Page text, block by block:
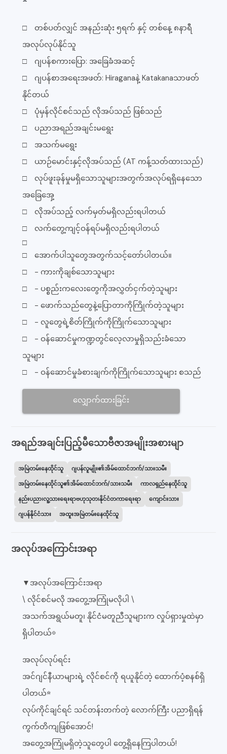
□ တစ်ပတ်လျှင် အနည်းဆုံး ၅ရက် နှင့် တစ်နေ့ ၈နာရီ
အလုပ်လုပ်နိုင်သူ
□ ဂျပန်စကားပြော: အခြေခံအဆင့်
□ ဂျပန်စာအရေးအဖတ်: Hiraganaနဲ့ Katakanaသာဖတ်
နိုင်တယ်
□ ပုံမှန်လိုင်စင်သည် လိုအပ်သည် ဖြစ်သည်
□ ပညာအရည်အချင်းမရွေး
□ အသက်မရွေး
□ ယာဉ်မောင်းနှင့်လိုအပ်သည် (AT ကန့်သတ်ထားသည်)
□ လုပ်ဖူးခုန်မှုမရှိသောသူများအတွက်အလုပ်ရရှိနေသော
အခြေအှေ့
□ လိုအပ်သည့် လက်မှတ်မရှိလည်းရပါတယ်
□ လက်တွေ့ကျင့်ဝန်ရပ်မရှိလည်းရပါတယ်
□
□ အောက်ပါသူတွေအတွက်သင့်တော်ပါတယ်။
□ - ကားကိုချစ်သောသူများ
□ - ပစ္စည်းကလေးတွေကိုအလွှတ်ငှက်တဲ့သူများ
□ - ဖောက်သည်တွေနဲ့ပြောတာကိုကြိုက်တဲ့သူများ
□ - လူတွေရဲ့စိတ်ကြိုက်ကိုကြိုက်သောသူများ
□ - ဝန်ဆောင်မှုကဏ္ဍတွင်လေ့လာမှုရှိသည်းခံသော
သူများ
□ - ဝန်ဆောင်မှုခံစားချက်ကိုကြိုက်သောသူများ စသည်
လျှောက်ထားခြင်း
အရည်အချင်းပြည့်မီသောဗီဇာအမျိုးအစားမျာ
အမြဲတမ်းနေထိုင်သူ ဂျပန်လူမျိုး၏အိမ်ထောင်ဘက်/သားသမီး
အမြဲတမ်းနေထိုင်သူ၏အိမ်ထောင်ဘက်/သားသမီး ကာလရှည်နေထိုင်သူ
နည်းပညာ၊လူ့သားရေးရာဗဟုသုတ၊နိုင်ငံတကာရေးရာ ကျောင်းသား
ဂျပန်နိုင်ငံသား အထူးအမြဲတမ်းနေထိုင်သူ
အလုပ်အကြောင်းအရာ
▼အလုပ်အကြောင်းအရာ
\ လိုင်စင်မလို အတွေ့အကြုံမလိုပါ \
အသက်အရွယ်မတူ၊ နိုင်ငံမတူညီသူများက လှုပ်ရှားမှုထဲမှာ
ရှိပါတယ်◎
အလုပ်လုပ်ရင်း
အင်ဂျင်နီယာများရဲ့ လိုင်စင်ကို ရယူနိုင်တဲ့ ထောက်ပံ့စနစ်ရှိ
ပါတယ်☆
လုပ်ကိုင်ချင်ရင် သင်တန်းတက်တဲ့ လောက်ကြီး ပညာရှိရန်
ကွက်တိကျဖြစ်အောင်!
အတွေ့အကြုံမရှိတဲ့သူတွေပါ တွေ့ရှိနေကြပါတယ်!